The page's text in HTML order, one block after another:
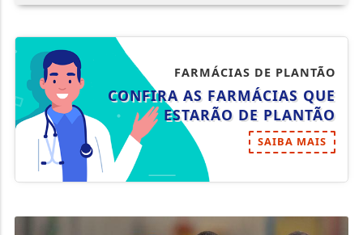
FARMÁCIAS DE PLANTÃO
CONFIRA AS FARMÁCIAS QUE
ESTARÃO DE PLANTÃO
SAIBA MAIS